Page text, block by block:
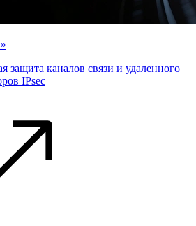
защита каналов связи и удаленного
IPsec